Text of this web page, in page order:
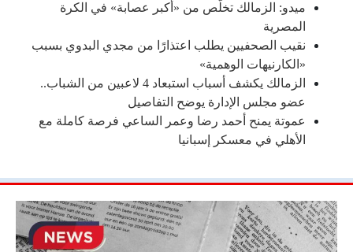
ميدو: الزمالك تخلّص من «أكبر عصابة» في الكرة
المصرية
نقيب الصحفيين يطلب اعتذارًا من مجدي البدوي بسبب
«الكارنيهات الوهمية»
الزمالك يكشف أسباب استبعاد 4 لاعبين من الشباب..
عضو مجلس الإدارة يوضح التفاصيل
عموتة يمنح أحمد رضا وعمر الساعي فرصة كاملة مع
الأهلي في معسكر إسبانيا